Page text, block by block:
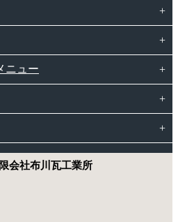
ニュー
会社布川瓦工業所